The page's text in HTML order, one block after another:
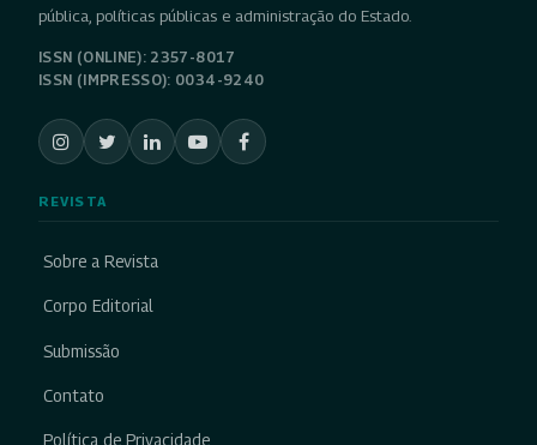
pública, políticas públicas e administração do Estado.
ISSN (ONLINE): 2357-8017
ISSN (IMPRESSO): 0034-9240
REVISTA
Sobre a Revista
Corpo Editorial
Submissão
Contato
Política de Privacidade